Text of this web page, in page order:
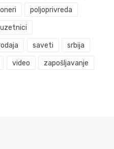
poljoprivreda
saveti srbija
video zapošljavanje